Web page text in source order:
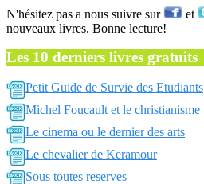
N'hésitez pas a nous suivre sur et
nouveaux livres. Bonne lecture!
Les 10 derniers livres gratuits
Petit Guide de Survie des Etudiants
Michel Foucault et le christianisme
Le cinema ou le dernier des arts
Le chevalier de Keramour
Sous toutes reserves